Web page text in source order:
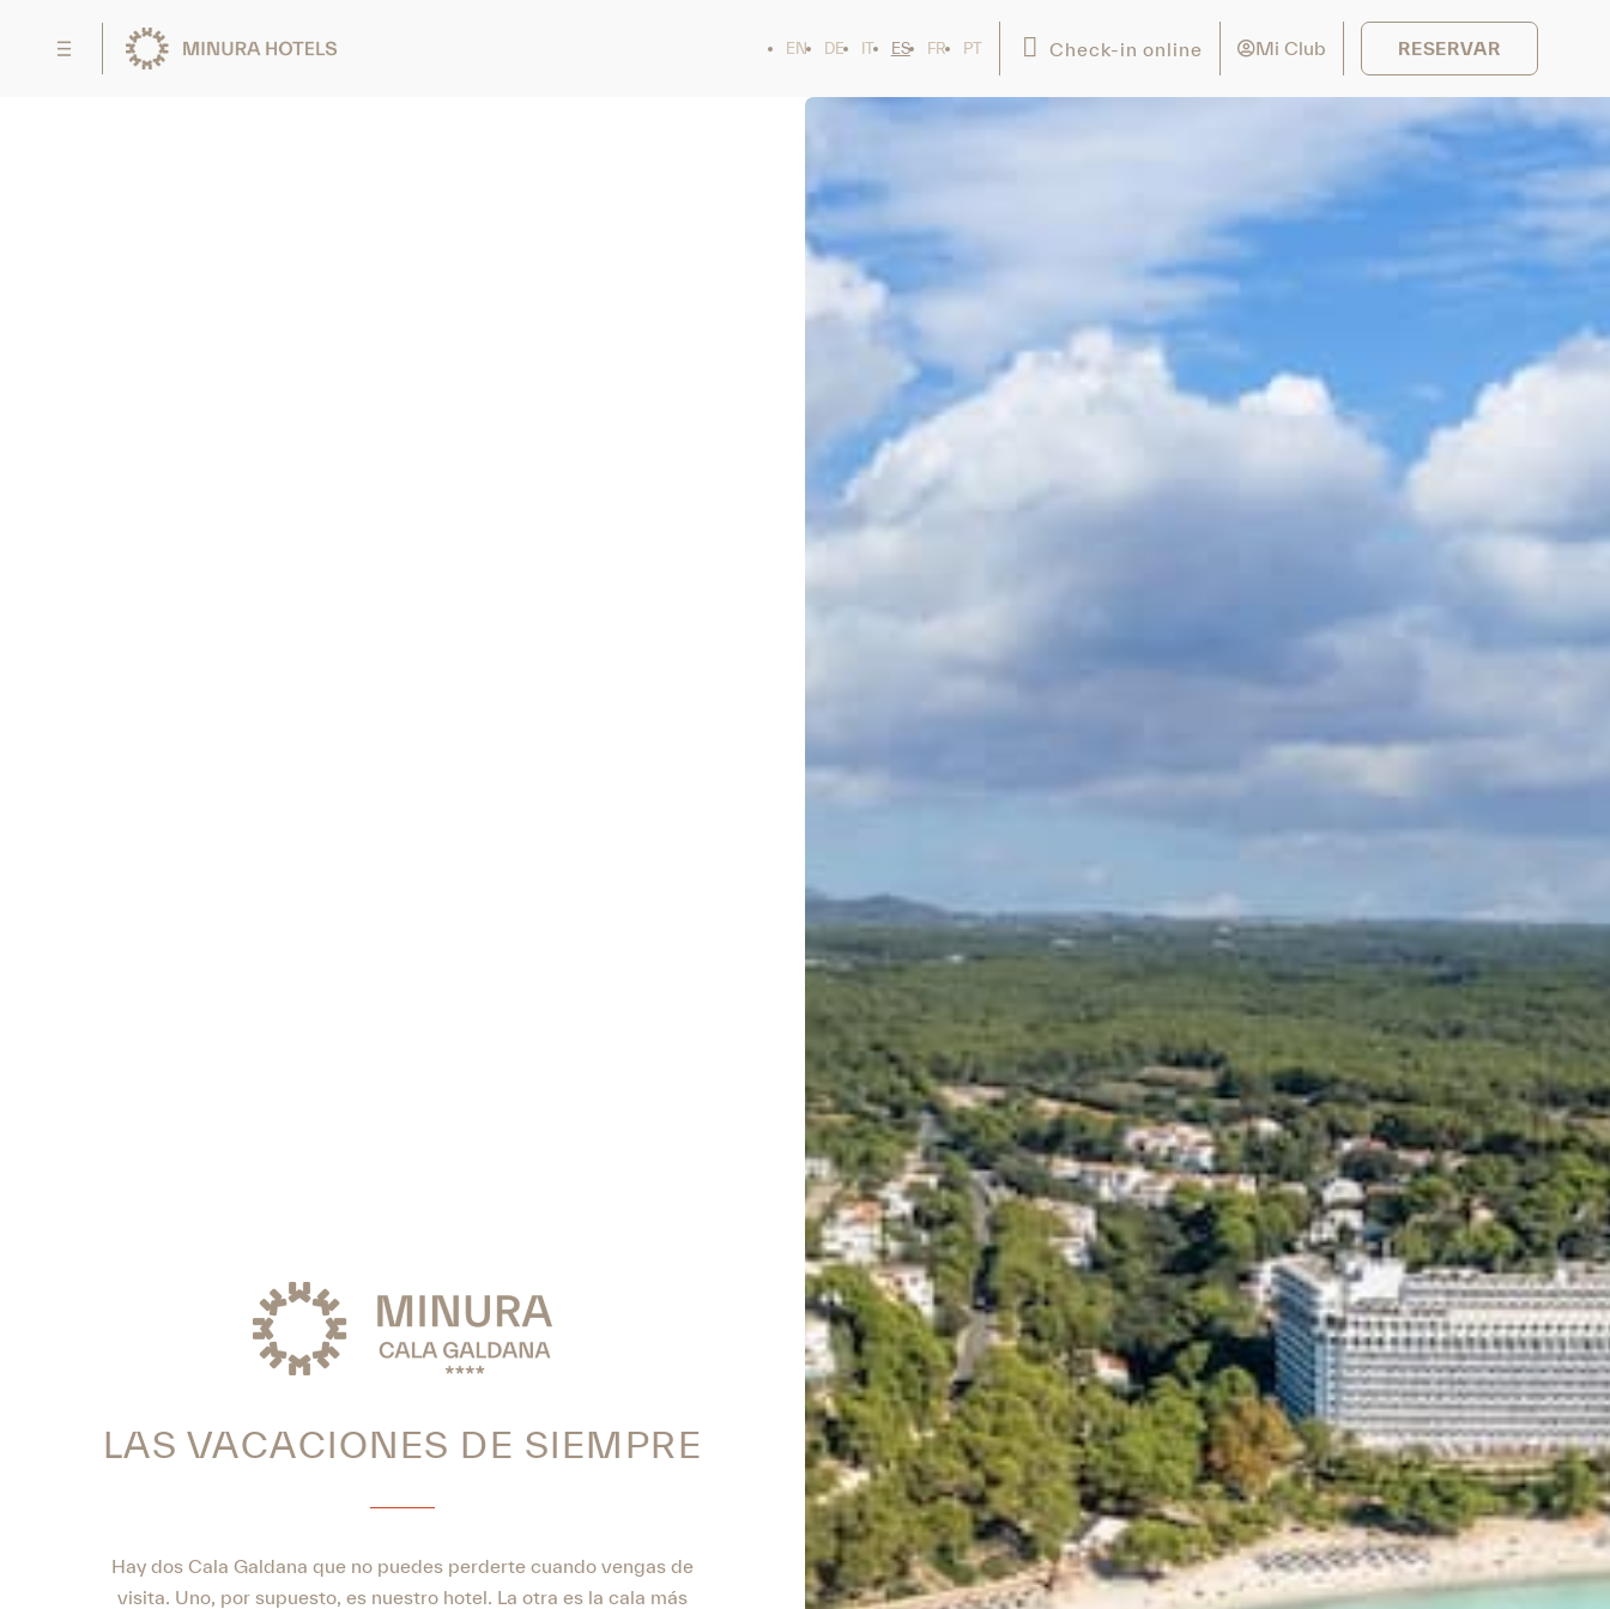
EN DE IT ES FR PT Check-in online Mi Club RESERVAR
LAS VACACIONES DE SIEMPRE
Hay dos Cala Galdana que no puedes perderte cuando vengas de
visita. Uno, por supuesto, es nuestro hotel. La otra es la cala más